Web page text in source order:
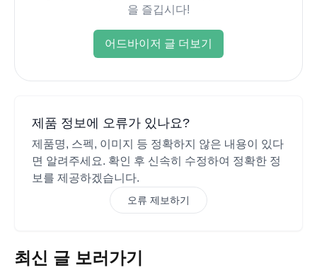
을 즐깁시다!
어드바이저 글 더보기
제품 정보에 오류가 있나요?
제품명, 스펙, 이미지 등 정확하지 않은 내용이 있다
면 알려주세요. 확인 후 신속히 수정하여 정확한 정
보를 제공하겠습니다.
오류 제보하기
최신 글 보러가기